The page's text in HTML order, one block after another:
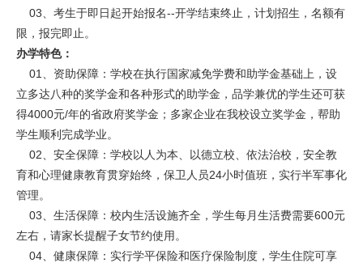
03、考生于即日起开始报名--开学结束终止，计划招生，名额有
限，报完即止。
办学特色：
01、资助保障：学校在执行国家减免学费和助学金基础上，设
立多达八种的奖学金和各种形式的助学金，品学兼优的学生还可获
得4000元/年的省政府奖学金；多家企业在我校设立奖学金，帮助
学生顺利完成学业。
02、安全保障：学校以人为本、以德立校、依法治校，安全教
育和心理健康教育贯穿始终，保卫人员24小时值班，实行半军事化
管理。
03、生活保障：校内生活设施齐全，学生每月生活费需要600元
左右，请家长提醒子女节约使用。
04、健康保障：实行学平保险和医疗保险制度，学生住院可享